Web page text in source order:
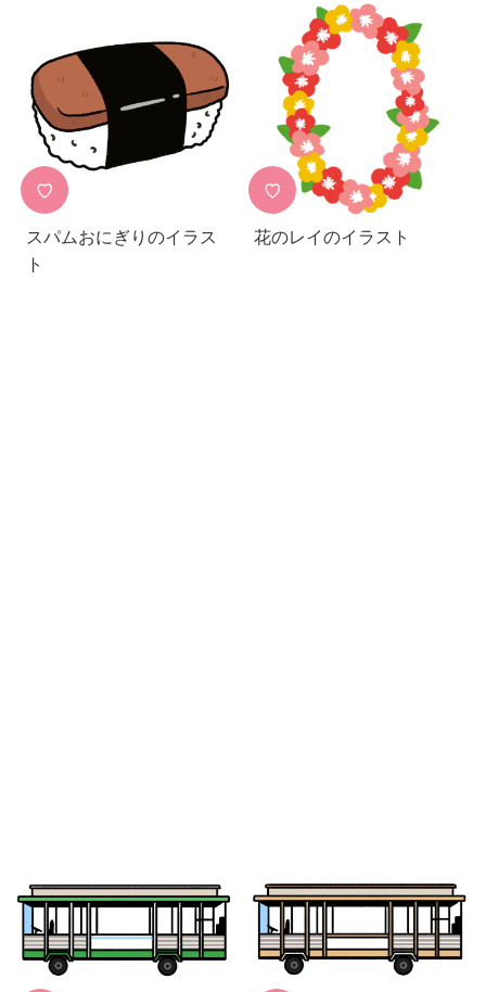
♡
スパムおにぎりのイラス
ト
♡
花のレイのイラスト